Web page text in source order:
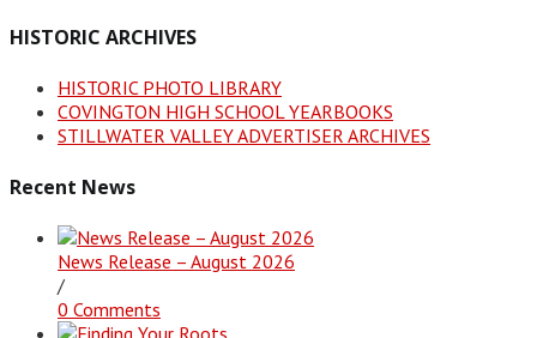
HISTORIC ARCHIVES
HISTORIC PHOTO LIBRARY
COVINGTON HIGH SCHOOL YEARBOOKS
STILLWATER VALLEY ADVERTISER ARCHIVES
Recent News
News Release – August 2026
/
0 Comments